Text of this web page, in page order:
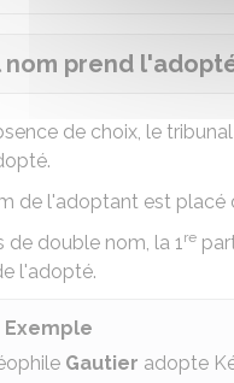
nom prend
de choix, le
de l'adoptant est placé
de double nom, la 1re
l'adopté.
Exemple
Gautier adopte